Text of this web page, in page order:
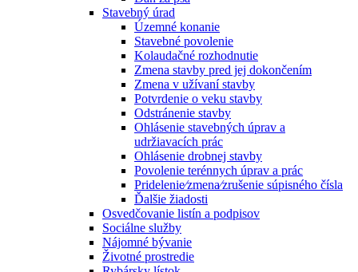
Stavebný úrad
Územné konanie
Stavebné povolenie
Kolaudačné rozhodnutie
Zmena stavby pred jej dokončením
Zmena v užívaní stavby
Potvrdenie o veku stavby
Odstránenie stavby
Ohlásenie stavebných úprav a
udržiavacích prác
Ohlásenie drobnej stavby
Povolenie terénnych úprav a prác
Pridelenie⁄zmena⁄zrušenie súpisného čísla
Ďalšie žiadosti
Osvedčovanie listín a podpisov
Sociálne služby
Nájomné bývanie
Životné prostredie